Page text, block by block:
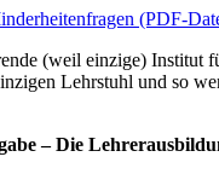
(PDF-
(weil einzige) Institut
Lehrstuhl und so
– Die